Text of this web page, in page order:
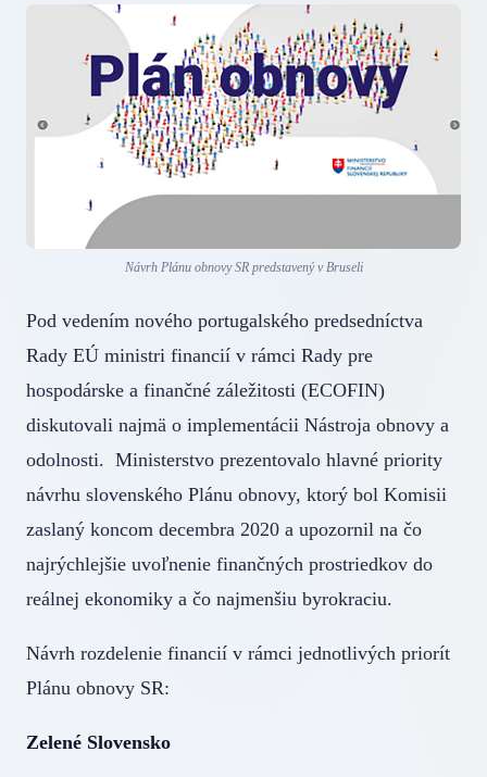
Návrh Plánu obnovy SR predstavený v Bruseli
Pod vedením nového portugalského predsedníctva
Rady EÚ ministri financií v rámci Rady pre
hospodárske a finančné záležitosti (ECOFIN)
diskutovali najmä o implementácii Nástroja obnovy a
odolnosti. Ministerstvo prezentovalo hlavné priority
návrhu slovenského Plánu obnovy, ktorý bol Komisii
zaslaný koncom decembra 2020 a upozornil na čo
najrýchlejšie uvoľnenie finančných prostriedkov do
reálnej ekonomiky a čo najmenšiu byrokraciu.
Návrh rozdelenie financií v rámci jednotlivých priorít
Plánu obnovy SR:
Zelené Slovensko